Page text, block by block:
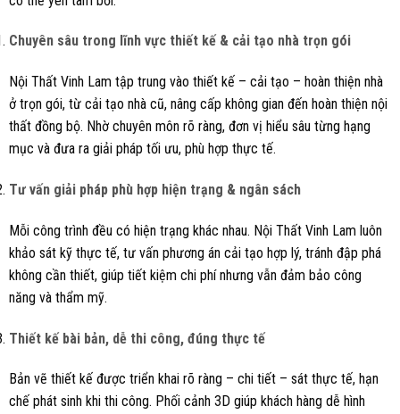
Chuyên sâu trong lĩnh vực thiết kế & cải tạo nhà trọn gói
Nội Thất Vinh Lam tập trung vào thiết kế – cải tạo – hoàn thiện nhà
ở trọn gói, từ cải tạo nhà cũ, nâng cấp không gian đến hoàn thiện nội
thất đồng bộ. Nhờ chuyên môn rõ ràng, đơn vị hiểu sâu từng hạng
mục và đưa ra giải pháp tối ưu, phù hợp thực tế.
Tư vấn giải pháp phù hợp hiện trạng & ngân sách
Mỗi công trình đều có hiện trạng khác nhau. Nội Thất Vinh Lam luôn
khảo sát kỹ thực tế, tư vấn phương án cải tạo hợp lý, tránh đập phá
không cần thiết, giúp tiết kiệm chi phí nhưng vẫn đảm bảo công
năng và thẩm mỹ.
Thiết kế bài bản, dễ thi công, đúng thực tế
Bản vẽ thiết kế được triển khai rõ ràng – chi tiết – sát thực tế, hạn
chế phát sinh khi thi công. Phối cảnh 3D giúp khách hàng dễ hình